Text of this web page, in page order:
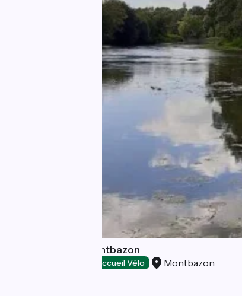
Guinguette de Montbazon
Accueil Vélo Montbazon